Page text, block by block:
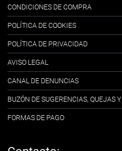
CONDICIONES DE COMPRA
POLÍTICA DE COOKIES
POLÍTICA DE PRIVACIDAD
AVISO LEGAL
CANAL DE DENUNCIAS
BUZÓN DE SUGERENCIAS, QUEJAS
FORMAS DE PAGO